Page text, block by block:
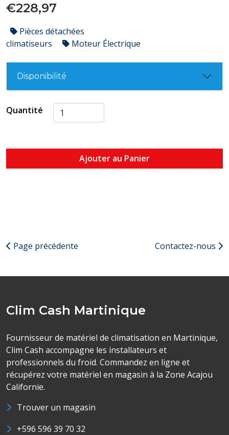
€228,97
Pièces détachées
climatiseurs
Moteur Électrique
Disponibilité
Quantité
Ajouter au Panier
Page précédente Contactez-nous
Clim Cash Martinique
Fournisseur de matériel de climatisation en Martinique,
Clim Cash accompagne les installateurs et
professionnels du froid. Commandez en ligne et
récupérez votre matériel en magasin à la Zone Acajou
Californie.
Trouver un magasin
+596 596 39 70 32